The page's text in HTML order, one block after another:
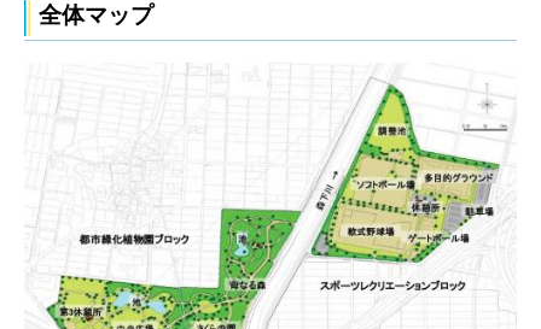
全体マップ